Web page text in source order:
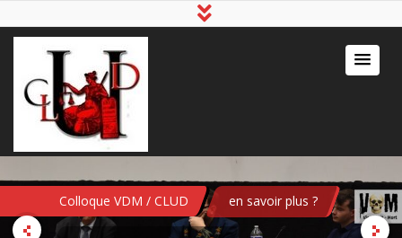
Colloque VDM / CLUD en savoir plus ?